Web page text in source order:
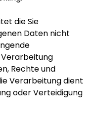
die Sie
Daten nicht
Rechte und
Verarbeitung dient
oder Verteidigung